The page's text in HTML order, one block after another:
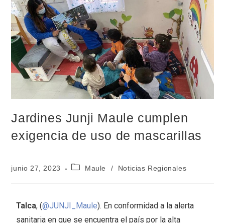
Jardines Junji Maule cumplen
exigencia de uso de mascarillas
junio 27, 2023 Maule / Noticias Regionales
Talca, (@JUNJI_Maule). En conformidad a la alerta
sanitaria en que se encuentra el país por la alta